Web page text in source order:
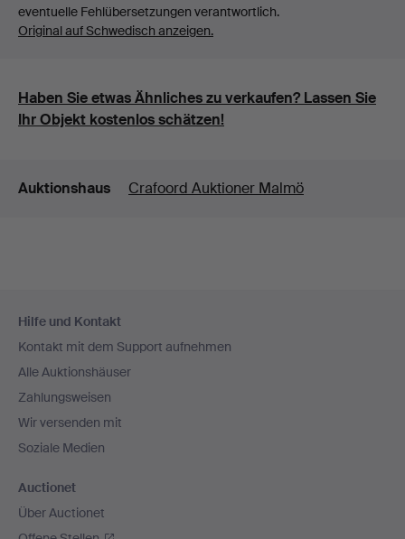
eventuelle Fehlübersetzungen verantwortlich.
Original auf Schwedisch anzeigen.
Haben Sie etwas Ähnliches zu verkaufen? Lassen Sie
Ihr Objekt kostenlos schätzen!
Details
Auktionshaus Crafoord Auktioner Malmö
Navigation
Hilfe und Kontakt
Kontakt mit dem Support aufnehmen
Alle Auktionshäuser
Zahlungsweisen
Wir versenden mit
Soziale Medien
Auctionet
Über Auctionet